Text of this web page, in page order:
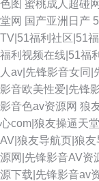
色图 蜜桃成人超碰网
堂网 国产亚洲日产
TV|51福利社区|51
福利视频在线|51福
人av|先锋影音女同
影音欧美性爱|先锋
影音色av资源网 狼
心com|狼友操逼天
AV|狼友导航页|狼
源网|先锋影音AV资
源下载|先锋影音av